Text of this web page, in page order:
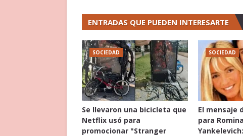
ENTRADAS QUE PUEDEN INTERESARTE
SOCIEDAD
Se llevaron una bicicleta que
Netflix usó para
promocionar "Stranger
SOCIEDAD
El mensaje
para